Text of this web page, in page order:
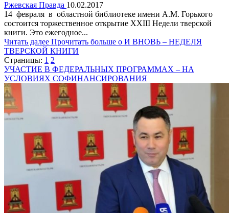
Ржевская Правда 10.02.2017
14 февраля в областной библиотеке имени А.М. Горького
состоится торжественное открытие XXIII Недели тверской
книги. Это ежегодное...
Читать далее Прочитать больше о И ВНОВЬ – НЕДЕЛЯ
ТВЕРСКОЙ КНИГИ
Страницы: 1 2
УЧАСТИЕ В ФЕДЕРАЛЬНЫХ ПРОГРАММАХ – НА
УСЛОВИЯХ СОФИНАНСИРОВАНИЯ